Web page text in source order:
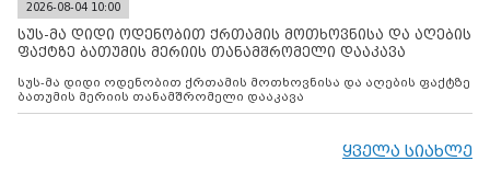
2026-08-04 10:00
სუს-მა დიდი ოდენობით ქრთამის მოთხოვნისა და აღების
ფაქტზე ბათუმის მერიის თანამშრომელი დააკავა
სუს-მა დიდი ოდენობით ქრთამის მოთხოვნისა და აღების ფაქტზე
ბათუმის მერიის თანამშრომელი დააკავა
ყველა სიახლე